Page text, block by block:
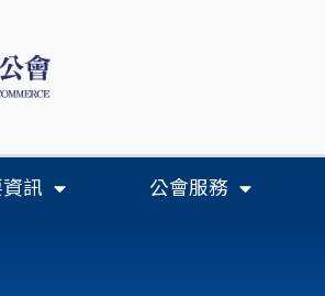
訊 公會服務